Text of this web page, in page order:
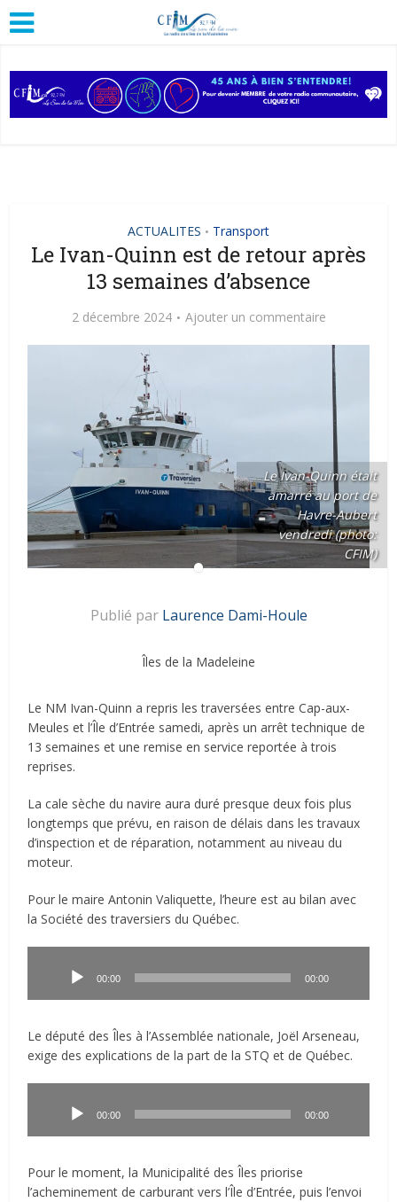
ACTUALITES • Transport
Le Ivan-Quinn est de retour après
13 semaines d’absence
2 décembre 2024 Ajouter un commentaire
Le Ivan-Quinn était
amarré au port de
Havre-Aubert
vendredi (photo:
CFIM)
Publié par Laurence Dami-Houle
Îles de la Madeleine
Le NM Ivan-Quinn a repris les traversées entre Cap-aux-
Meules et l’Île d’Entrée samedi, après un arrêt technique de
13 semaines et une remise en service reportée à trois
reprises.
La cale sèche du navire aura duré presque deux fois plus
longtemps que prévu, en raison de délais dans les travaux
d’inspection et de réparation, notamment au niveau du
moteur.
Pour le maire Antonin Valiquette, l’heure est au bilan avec
la Société des traversiers du Québec.
00:00 00:00
Le député des Îles à l’Assemblée nationale, Joël Arseneau,
exige des explications de la part de la STQ et de Québec.
00:00 00:00
Pour le moment, la Municipalité des Îles priorise
l’acheminement de carburant vers l’Île d’Entrée, puis l’envoi